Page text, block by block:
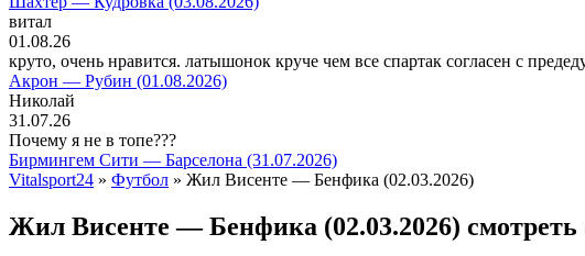
витал
01.08.26
круто, очень нравится. латышонок круче чем все спартак согласен с
Акрон — Рубин (01.08.2026)
Николай
31.07.26
Почему я не в топе???
Бирмингем Сити — Барселона (31.07.2026)
Vitalsport24 » Футбол » Жил Висенте — Бенфика (02.03.2026)
Жил Висенте — Бенфика (02.03.2026) смотреть